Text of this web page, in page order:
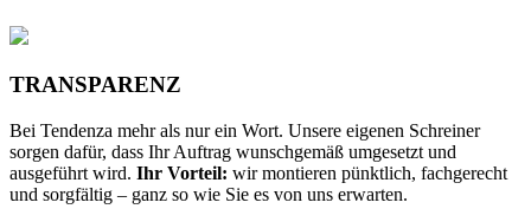
TRANSPARENZ
Bei Tendenza mehr als nur ein Wort. Unsere eigenen Schreiner
sorgen dafür, dass Ihr Auftrag wunschgemäß umgesetzt und
ausgeführt wird. Ihr Vorteil: wir montieren pünktlich, fachgerecht
und sorgfältig – ganz so wie Sie es von uns erwarten.